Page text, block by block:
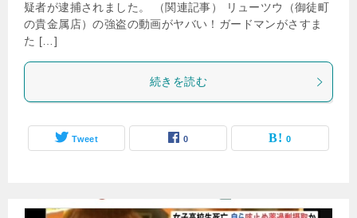
疑者が逮捕されました。 （関連記事） リューツウ（御徒町
の貴金属店）の強盗の動画がヤバい！ガードマンがさすま
た […]
続きを読む
Tweet 0 0